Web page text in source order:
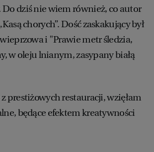
dziś nie wiem również, co autor
chorych”. Dość zaskakujący był
i "Prawie metr śledzia,
w oleju lnianym, zasypany białą
prestiżowych restauracji, wzięłam
będące efektem kreatywności